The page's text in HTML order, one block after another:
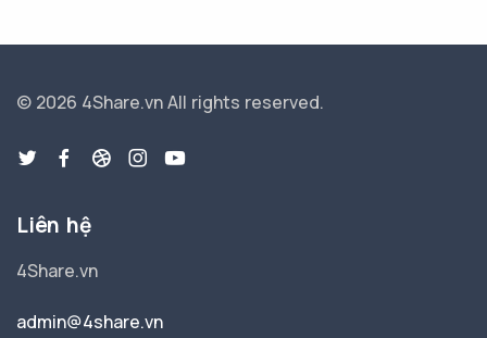
© 2026 4Share.vnAll rights reserved.
Liên hệ
4Share.vn
admin@4share.vn